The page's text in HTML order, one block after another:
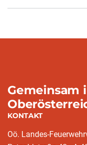
Gemeinsam
KONTAKT
Oö. Landes-